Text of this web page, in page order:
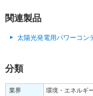
関連製品
太陽光発電用パワーコン
分類
業界
環境・エネルギ